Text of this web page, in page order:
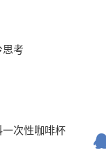
思考
次性咖啡杯